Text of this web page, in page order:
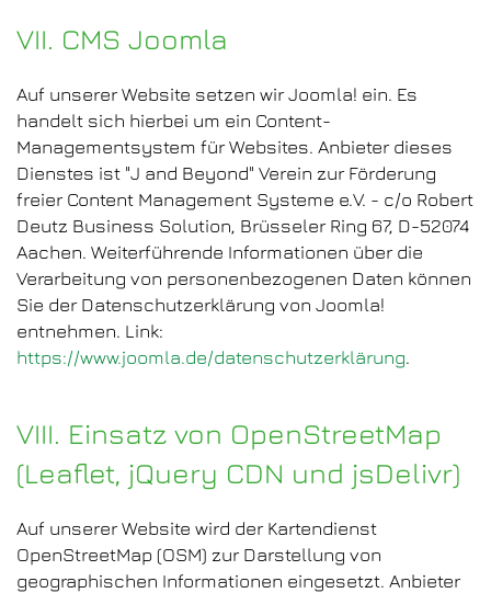
VII. CMS Joomla
Auf unserer Website setzen wir Joomla! ein. Es
handelt sich hierbei um ein Content-
Managementsystem für Websites. Anbieter dieses
Dienstes ist "J and Beyond" Verein zur Förderung
freier Content Management Systeme e.V. - c/o Robert
Deutz Business Solution, Brüsseler Ring 67, D-52074
Aachen. Weiterführende Informationen über die
Verarbeitung von personenbezogenen Daten können
Sie der Datenschutzerklärung von Joomla!
entnehmen. Link:
https://www.joomla.de/datenschutzerklärung.
VIII. Einsatz von OpenStreetMap
(Leaflet, jQuery CDN und jsDelivr)
Auf unserer Website wird der Kartendienst
OpenStreetMap (OSM) zur Darstellung von
geographischen Informationen eingesetzt. Anbieter